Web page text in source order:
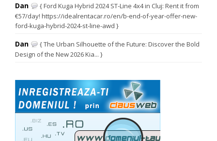
Dan
{ Ford Kuga Hybrid 2024 ST-Line 4x4 in Cluj: Rent it from
€57/day! https://idealrentacar.ro/en/b-end-of-year-offer-new-
ford-kuga-hybrid-2024-st-line-awd }
Dan
{ The Urban Silhouette of the Future: Discover the Bold
Design of the New 2026 Kia... }